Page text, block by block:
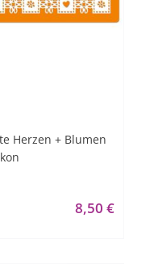
Herzen + Blumen
8,50 €